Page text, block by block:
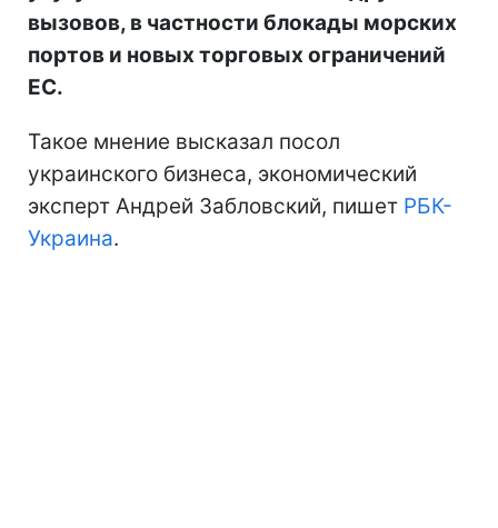
вызовов, в частности блокады морских
портов и новых торговых ограничений
ЕС.
Такое мнение высказал посол
украинского бизнеса, экономический
эксперт Андрей Забловский, пишет РБК-
Украина.